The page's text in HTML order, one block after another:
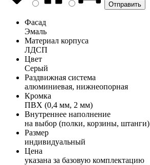
Фасад
Эмаль
Материал корпуса
ЛДСП
Цвет
Серый
Раздвижная система
алюминиевая, нижнеопорная
Кромка
ПВХ (0,4 мм, 2 мм)
Внутреннее наполнение
на выбор (полки, корзины, штанги)
Размер
индивидуальный
Цена
указана за базовую комплектацию